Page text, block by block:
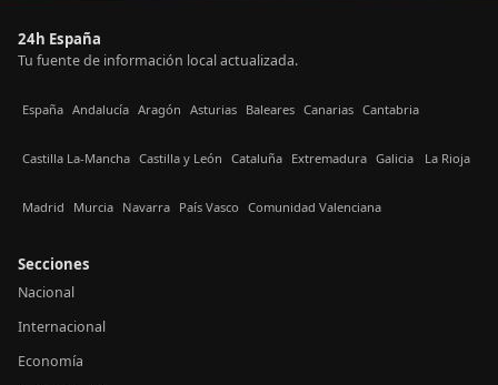
24h España
Tu fuente de información local actualizada.
España Andalucía Aragón Asturias Baleares Canarias Cantabria
Castilla La-Mancha Castilla y León Cataluña Extremadura Galicia La Rioja
Madrid Murcia Navarra País Vasco Comunidad Valenciana
Secciones
Nacional
Internacional
Economía